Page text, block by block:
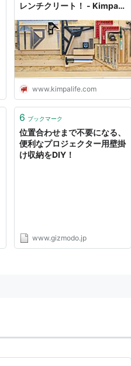
レンチクリート！ - Kimpa
www.kimpalife.com
6 ブックマーク
位置合わせまで不要になる、
便利なプロジェクター用壁掛
け収納をDIY！
www.gizmodo.jp